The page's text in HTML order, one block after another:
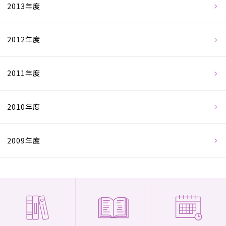
2013年度
2012年度
2011年度
2010年度
2009年度